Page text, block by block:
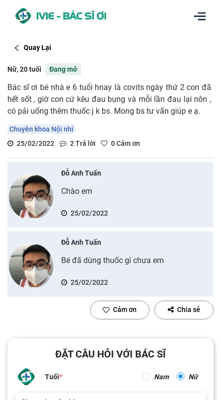
Quay Lại
Nữ, 20 tuổi Đang mở
Bác sĩ ơi bé nhà e 6 tuổi hnay là covits ngày thứ 2 con đã
hết sốt , giờ con cứ kêu đau bụng và mỗi lần đau lại nôn ,
có pải uống thêm thuốc j k bs. Mong bs tư vấn giúp e ạ.
Chuyên khoa Nội nhi
25/02/2022
2Trả lời 0Cảm ơn
Đỗ Anh Tuấn
Chào em
25/02/2022
Đỗ Anh Tuấn
Bé đã dùng thuốc gì chưa em
25/02/2022
Cảm ơn Chia sẻ
ĐẶT CÂU HỎI VỚI BÁC SĨ
Tuổi Nam Nữ